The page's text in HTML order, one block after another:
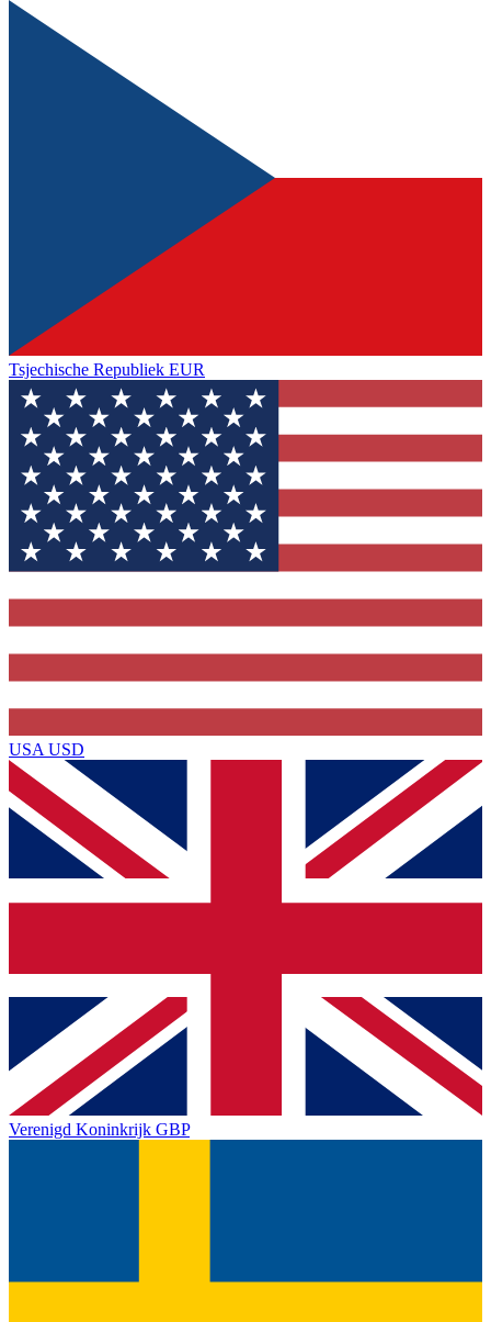
Tsjechische Republiek EUR
USA USD
Verenigd Koninkrijk GBP